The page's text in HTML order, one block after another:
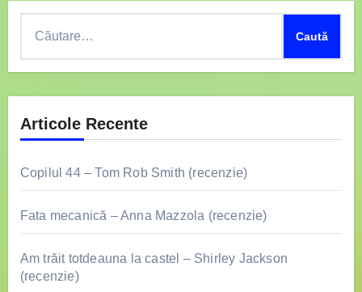
Articole Recente
Copilul 44 – Tom Rob Smith (recenzie)
Fata mecanică – Anna Mazzola (recenzie)
Am trăit totdeauna la castel – Shirley Jackson
(recenzie)